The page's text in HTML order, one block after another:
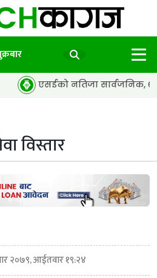
नतिजा सार्वजनिक, ६५.९८ प्रतिशत
विस्तार
२०७९, आईतवार १९:२४